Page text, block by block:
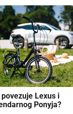
povezuje Lexus i
Ponyja?